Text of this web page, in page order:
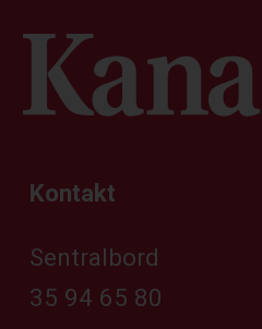
Kontakt
Sentralbord
35 94 65 80